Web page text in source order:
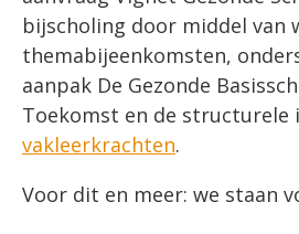
bijscholing door middel van
themabijeenkomsten,
aanpak De Gezonde
Toekomst en de structurele
vakleerkrachten.
Voor dit en meer: we staan